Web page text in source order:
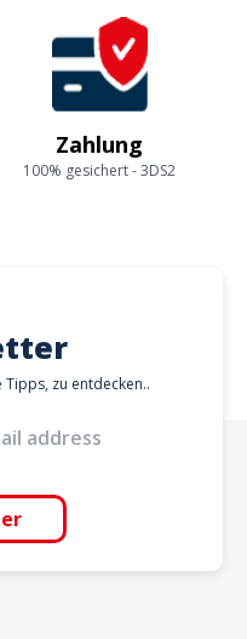
Zahlung
100% gesichert - 3DS2
zu entdecken..